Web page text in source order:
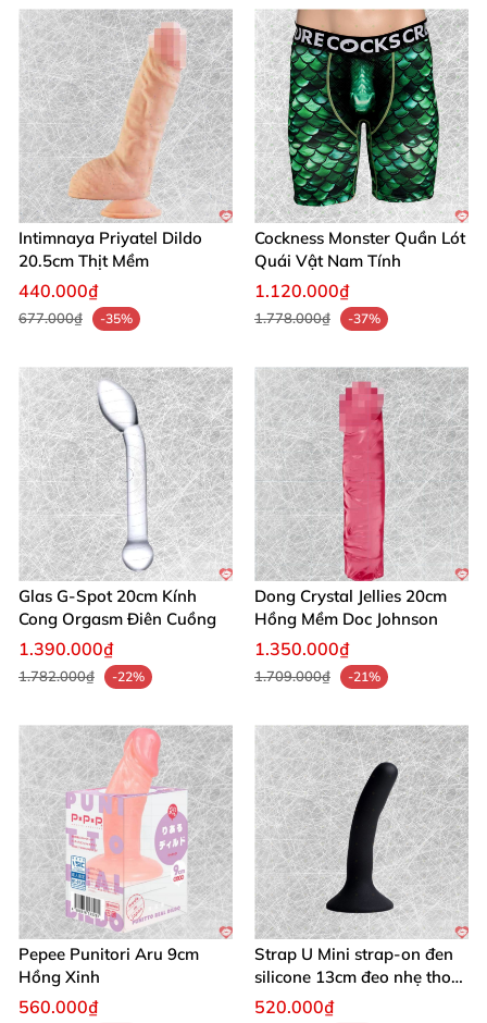
thực và sự thoải mái tối ưu.
Ghi chú: Nếu có tên shop xuất hiện trong nội dung
gốc, chúng tôi đã thay bằng Chúng tôi. Nội dung đã
chỉnh sửa để tránh thông tin giá/địa chỉ/điện thoại và
không chứa backlink.
Intimnaya Priyatel Dildo
20.5cm Thịt Mềm
440.000₫
677.000₫ -35%
Cockness Monster Quần Lót
Quái Vật Nam Tính
1.120.000₫
1.778.000₫ -37%
Glas G-Spot 20cm Kính
Cong Orgasm Điên Cuồng
1.390.000₫
1.782.000₫ -22%
Dong Crystal Jellies 20cm
Hồng Mềm Doc Johnson
1.350.000₫
1.709.000₫ -21%
Pepee Punitori Aru 9cm
Hồng Xinh
560.000₫
Strap U Mini strap-on đen
silicone 13cm đeo nhẹ thoải
mái
520.000₫